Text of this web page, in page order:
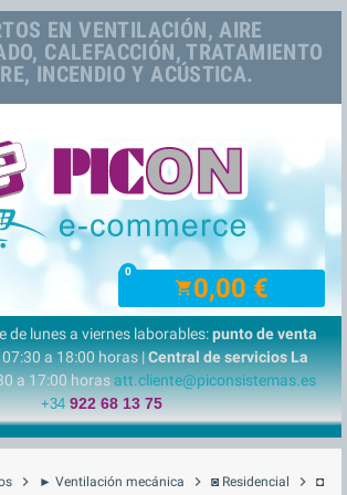
EN VENTILACIÓN, AIRE
CALEFACCIÓN, TRATAMIENTO
INCENDIO Y ACÚSTICA.
shopping_cart0,00 €
0
de lunes a viernes laborables:punto de venta
a 18:00 horas |Central de servicios La
a 17:00 horasatt.cliente@piconsistemas.es
+34 922 68 13 75
chevron_right ► Ventilación mecánica chevron_right ◙ Residencial chevron_right ◘